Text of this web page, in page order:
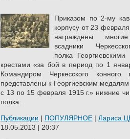
Приказом по 2-му
корпусу от 23
награждены
всадники
полка
крестами «за бой в период по 1
Командиром Черкесского конного
представлены к Георгиевским медалям
с 13 по 15 февраля 1915 г.» нижние
полка...
Публикации | ПОПУЛЯРНОЕ | Лариса
18.05.2013 | 20:37